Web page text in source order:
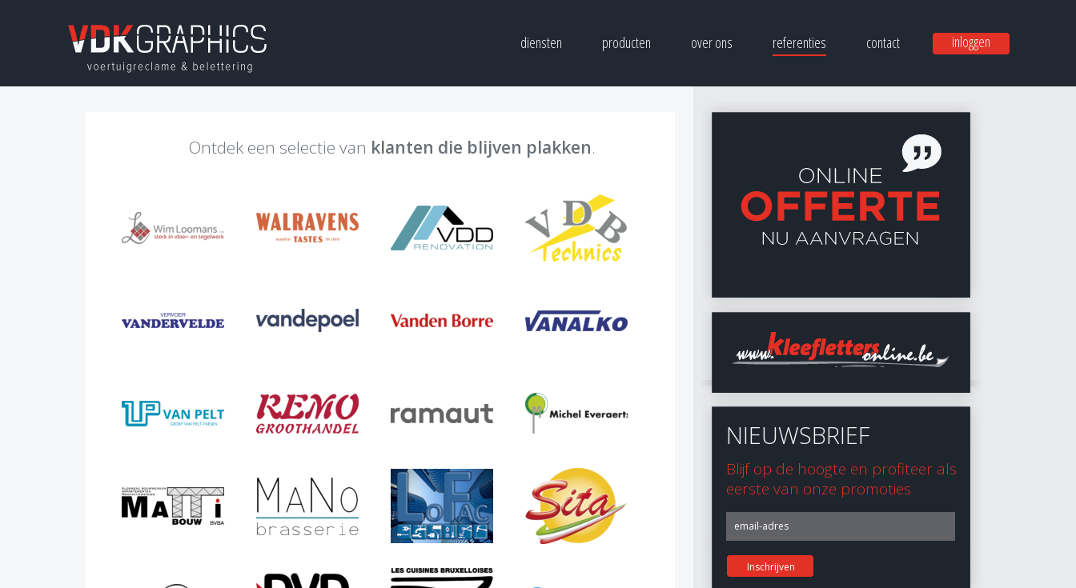
inloggen
diensten producten over ons referenties contact
Ontdek een selectie van klanten die blijven plakken.
NIEUWSBRIEF
Blijf op de hoogte en profiteer als
eerste van onze promoties